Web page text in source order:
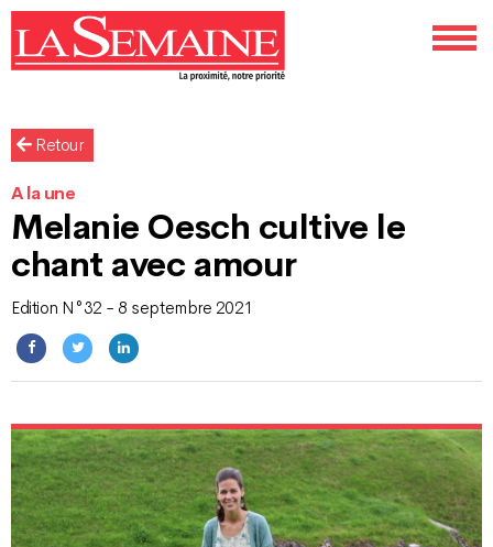
Retour
A la une
Melanie Oesch cultive le
chant avec amour
Edition N°32 - 8 septembre 2021